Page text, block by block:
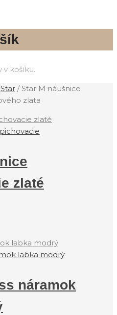
v košíku.
Star /Star M náušnice
zlata
zlaté
zlaté
labka modrý
náramok